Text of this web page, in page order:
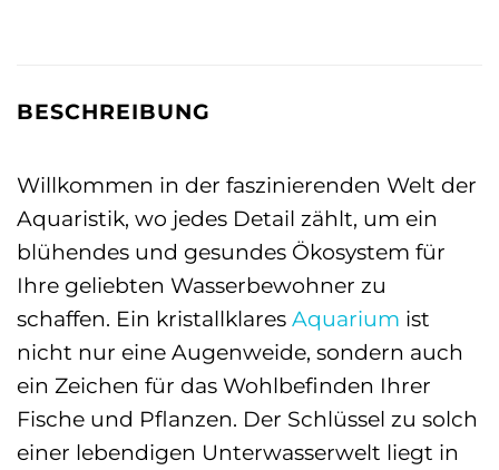
BESCHREIBUNG
Willkommen in der faszinierenden Welt der
Aquaristik, wo jedes Detail zählt, um ein
blühendes und gesundes Ökosystem für
Ihre geliebten Wasserbewohner zu
schaffen. Ein kristallklares Aquarium ist
nicht nur eine Augenweide, sondern auch
ein Zeichen für das Wohlbefinden Ihrer
Fische und Pflanzen. Der Schlüssel zu solch
einer lebendigen Unterwasserwelt liegt in